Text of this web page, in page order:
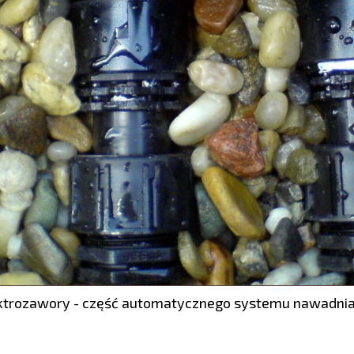
- część automatycznego systemu